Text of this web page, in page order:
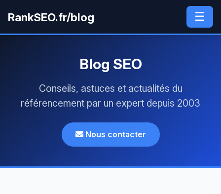
RankSEO.fr/blog ☰
Blog SEO
Conseils, astuces et actualités du
référencement par un expert depuis 2003
Nous contacter